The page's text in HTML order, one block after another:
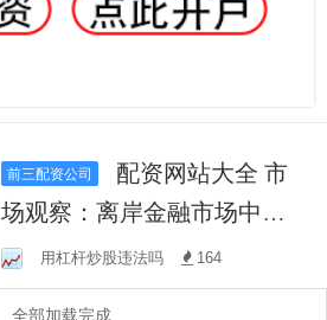
前三配资公司
场观察：离岸金融市场中靠
谱的配资的最大回撤预警围
绕杠杆放大
用杠杆炒股违法吗 164
全部加载完成